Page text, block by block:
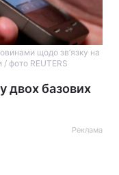
щодо зв’язку на
/ фото REUTERS
двох базових
Реклама